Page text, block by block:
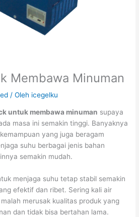
Membawa Minuman
/ Oleh icegelku
untuk membawa minuman supaya
masa ini semakin tinggi. Banyaknya
yang juga beragam
suhu berbagai jenis bahan
semakin mudah.
menjaga suhu tetap stabil semakin
efektif dan ribet. Sering kali air
merusak kualitas produk yang
dan tidak bisa bertahan lama.